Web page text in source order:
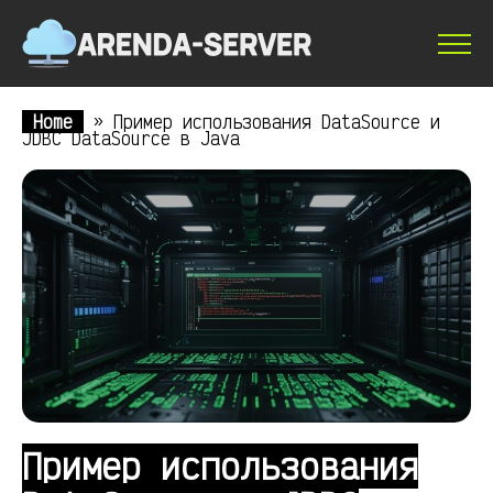
Home » Пример использования DataSource и
JDBC DataSource в Java
Пример использования